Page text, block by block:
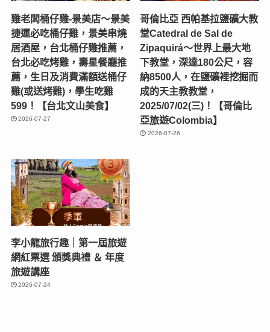
雞老闆桶仔雞-景美店〜景美
捷運必吃桶仔雞，景美串燒
居酒屋，台北桶仔雞推薦，
台北必吃烤雞，壽星餐廳推
薦，生日及消費滿額送桶仔
雞(或送烤雞)，學生吃雞
599！【台北文山美食】
2026-07-27
哥倫比亞 西帕基拉鹽礦大教
堂Catedral de Sal de
Zipaquirá～世界上最大地
下教堂，深達180公尺，容
納8500人，在鹽礦裡挖掘而
成的天主教教堂，
2025/07/02(三)！【哥倫比
亞旅遊Colombia】
2026-07-26
李小龍旅行趣｜第一屆旅遊
網紅票選 頒獎典禮 ＆ 年度
旅遊講座
2026-07-24